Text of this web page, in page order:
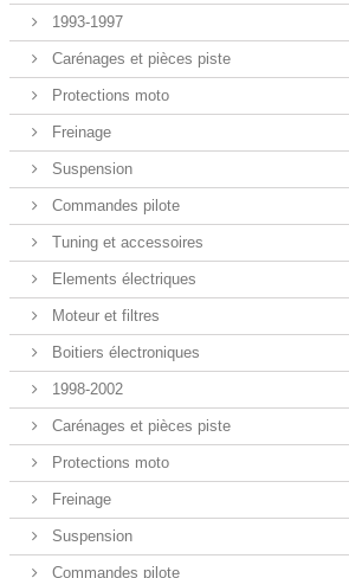
1993-1997
Carénages et pièces piste
Protections moto
Freinage
Suspension
Commandes pilote
Tuning et accessoires
Elements électriques
Moteur et filtres
Boitiers électroniques
1998-2002
Carénages et pièces piste
Protections moto
Freinage
Suspension
Commandes pilote